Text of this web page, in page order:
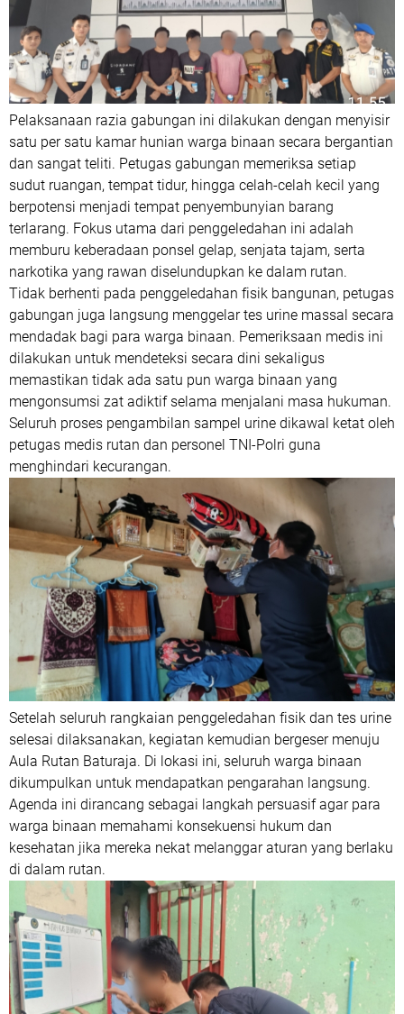
Pelaksanaan razia gabungan ini dilakukan dengan menyisir
satu per satu kamar hunian warga binaan secara bergantian
dan sangat teliti. Petugas gabungan memeriksa setiap
sudut ruangan, tempat tidur, hingga celah-celah kecil yang
berpotensi menjadi tempat penyembunyian barang
terlarang. Fokus utama dari penggeledahan ini adalah
memburu keberadaan ponsel gelap, senjata tajam, serta
narkotika yang rawan diselundupkan ke dalam rutan.
Tidak berhenti pada penggeledahan fisik bangunan, petugas
gabungan juga langsung menggelar tes urine massal secara
mendadak bagi para warga binaan. Pemeriksaan medis ini
dilakukan untuk mendeteksi secara dini sekaligus
memastikan tidak ada satu pun warga binaan yang
mengonsumsi zat adiktif selama menjalani masa hukuman.
Seluruh proses pengambilan sampel urine dikawal ketat oleh
petugas medis rutan dan personel TNI-Polri guna
menghindari kecurangan.
Setelah seluruh rangkaian penggeledahan fisik dan tes urine
selesai dilaksanakan, kegiatan kemudian bergeser menuju
Aula Rutan Baturaja. Di lokasi ini, seluruh warga binaan
dikumpulkan untuk mendapatkan pengarahan langsung.
Agenda ini dirancang sebagai langkah persuasif agar para
warga binaan memahami konsekuensi hukum dan
kesehatan jika mereka nekat melanggar aturan yang berlaku
di dalam rutan.